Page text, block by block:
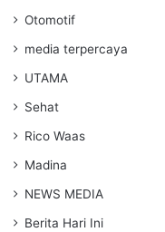
Otomotif
media terpercaya
UTAMA
Sehat
Rico Waas
Madina
NEWS MEDIA
Berita Hari Ini